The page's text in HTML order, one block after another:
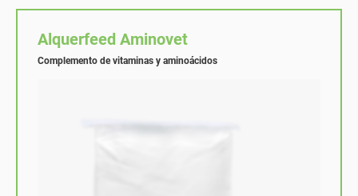
Alquerfeed Aminovet
Complemento de vitaminas y aminoácidos